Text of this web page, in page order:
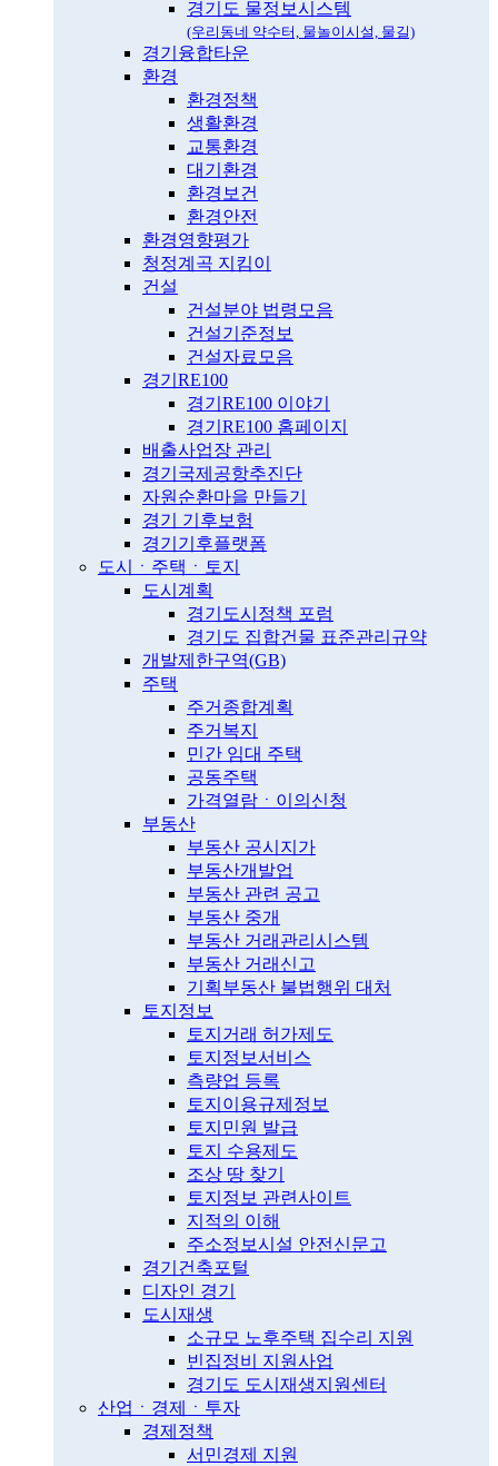
경기도 물정보시스템
(우리동네 약수터, 물놀이시설, 물길)
경기융합타운
환경
환경정책
생활환경
교통환경
대기환경
환경보건
환경안전
환경영향평가
청정계곡 지킴이
건설
건설분야 법령모음
건설기준정보
건설자료모음
경기RE100
경기RE100 이야기
경기RE100 홈페이지
배출사업장 관리
경기국제공항추진단
자원순환마을 만들기
경기 기후보험
경기기후플랫폼
도시ㆍ주택ㆍ토지
도시계획
경기도시정책 포럼
경기도 집합건물 표준관리규약
개발제한구역(GB)
주택
주거종합계획
주거복지
민간 임대 주택
공동주택
가격열람ㆍ이의신청
부동산
부동산 공시지가
부동산개발업
부동산 관련 공고
부동산 중개
부동산 거래관리시스템
부동산 거래신고
기획부동산 불법행위 대처
토지정보
토지거래 허가제도
토지정보서비스
측량업 등록
토지이용규제정보
토지민원 발급
토지 수용제도
조상 땅 찾기
토지정보 관련사이트
지적의 이해
주소정보시설 안전신문고
경기건축포털
디자인 경기
도시재생
소규모 노후주택 집수리 지원
빈집정비 지원사업
경기도 도시재생지원센터
산업ㆍ경제ㆍ투자
경제정책
서민경제 지원